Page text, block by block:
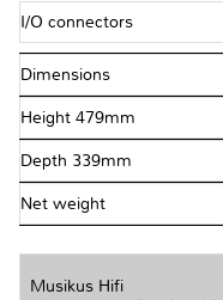
I/O connectors
Dimensions
Height 479mm
Depth 339mm
Net weight
Musikus Hifi